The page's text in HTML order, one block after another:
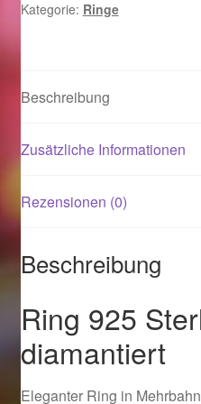
Magisches und Festliches
Mein Konto
Ostergeschenke finden für
Ostergeschenke finden für
Kategorie: Ringe
Beschreibung
Zusätzliche Informationen
Rezensionen (0)
Beschreibung
Ring 925
diamantiert
Eleganter Ring in